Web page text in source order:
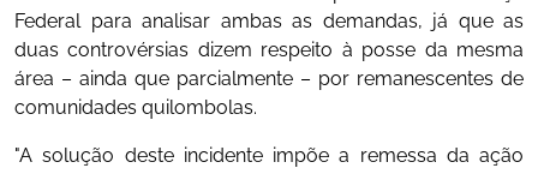
Federal para analisar ambas as demandas, já que as
duas controvérsias dizem respeito à posse da mesma
área – ainda que parcialmente – por remanescentes de
comunidades quilombolas.
"A solução deste incidente impõe a remessa da ação